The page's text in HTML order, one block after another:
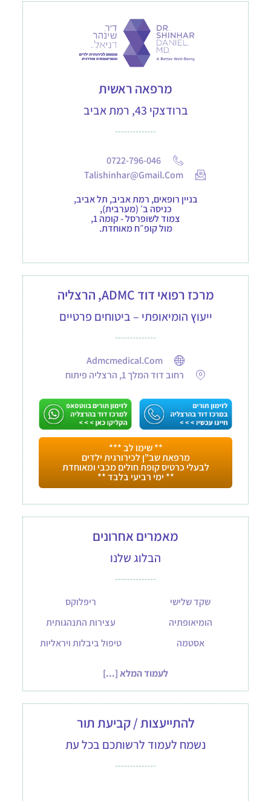
מרפאה ראשית
ברודצקי 43, רמת אביב
0722-796-046
Talishinhar@gmail.com
בניין רופאים, רמת אביב, תל אביב,
כניסה ב׳ (מערבית),
צמוד לשופרסל - קומה 1,
מול קופ״ח מאוחדת.
מרכז רפואי דוד ADMC, הרצליה
ייעוץ הומיאופתי – ביטוחים פרטיים
Admcmedical.com
רחוב דוד המלך 1, הרצליה פיתוח
** שימו לב ***
מרפאת שב"ן לכירורגית ילדים
לבעלי כרטיס קופת חולים מכבי ומאוחדת
** ימי רביעי בלבד **
מאמרים אחרונים
הבלוג שלנו
שקד שלישי
ריפלוקס
הומיאופתיה
עצירות התנהגותית
אסטמה
טיפול ביבלות ויראליות
לעמוד המלא [...]
להתייעצות / קביעת תור
נשמח לעמוד לרשותכם בכל עת